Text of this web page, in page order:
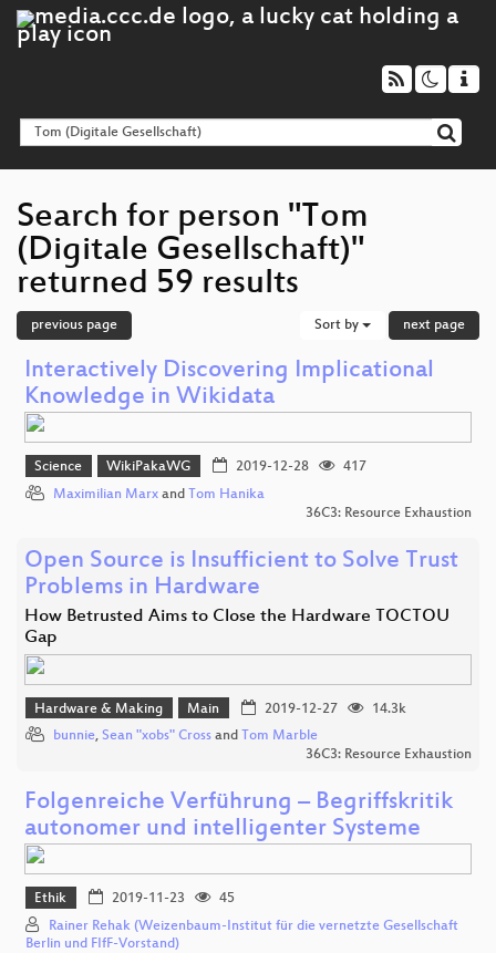
Search for person "Tom
(Digitale Gesellschaft)"
returned 59 results
previous page Sort by next page
Interactively Discovering Implicational
Knowledge in Wikidata
Science WikiPakaWG 2019-12-28
417
Maximilian Marx and Tom Hanika
36C3: Resource Exhaustion
Open Source is Insufficient to Solve Trust
Problems in Hardware
How Betrusted Aims to Close the Hardware TOCTOU
Gap
Hardware & Making Main 2019-12-27
14.3k
bunnie, Sean "xobs" Cross and Tom Marble
36C3: Resource Exhaustion
Folgenreiche Verführung – Begriffskritik
autonomer und intelligenter Systeme
Ethik 2019-11-23
45
Rainer Rehak (Weizenbaum-Institut für die vernetzte Gesellschaft
Berlin und FIfF-Vorstand)